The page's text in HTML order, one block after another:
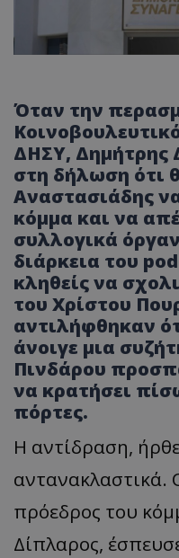
Όταν την
ΔΗΣΥ, Δημήτρης
στη δήλωση ότι
Αναστασιάδης
κόμμα και να
συλλογικά
διάρκεια του
κληθείς να
του Χρίστου
αντιλήφθηκαν
άνοιγε μια
Πινδάρου
να κρατήσει
πόρτες.
Η αντίδραση,
πρόεδρος του
Δίπλαρος,